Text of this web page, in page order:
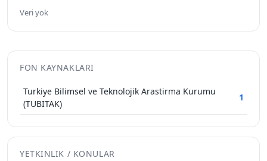
Veri yok
FON KAYNAKLARI
Turkiye Bilimsel ve Teknolojik Arastirma Kurumu
(TUBITAK)
1
YETKINLIK / KONULAR